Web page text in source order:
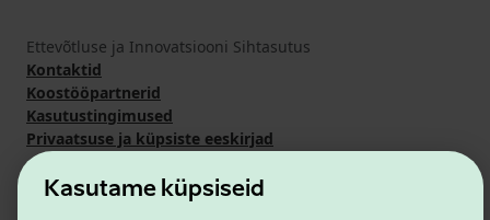
Kasutame küpsiseid
Ettevõtluse ja Innovatsiooni Sihtasutus
Kontaktid
Koostööpartnerid
Kasutustingimused
Privaatsuse ja küpsiste eeskirjad